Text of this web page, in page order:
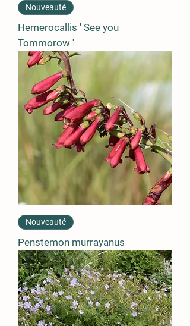
Nouveauté
Hemerocallis ' See you
Tommorow '
Nouveauté
Penstemon murrayanus